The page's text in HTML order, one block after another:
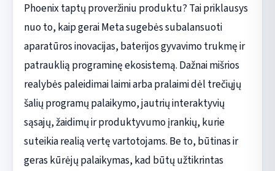
Phoenix taptų proveržiniu produktu? Tai priklausys
nuo to, kaip gerai Meta sugebės subalansuoti
aparatūros inovacijas, baterijos gyvavimo trukmę ir
patrauklią programinę ekosistemą. Dažnai mišrios
realybės paleidimai laimi arba pralaimi dėl trečiųjų
šalių programų palaikymo, jautrių interaktyvių
sąsajų, žaidimų ir produktyvumo įrankių, kurie
suteikia realią vertę vartotojams. Be to, būtinas ir
geras kūrėjų palaikymas, kad būtų užtikrintas